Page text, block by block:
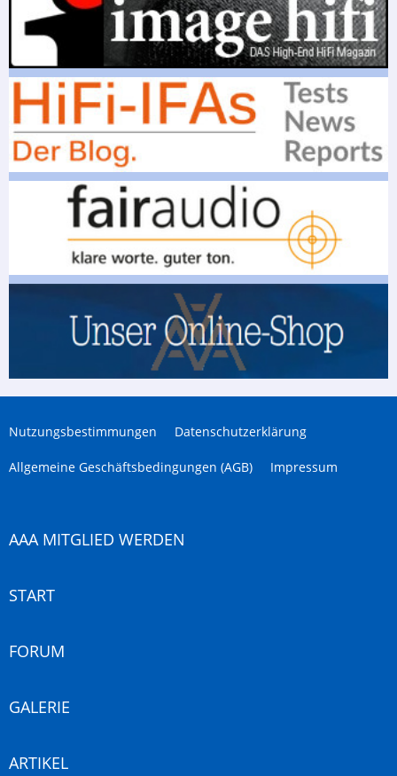
Nutzungsbestimmungen Datenschutzerklärung
Allgemeine Geschäftsbedingungen (AGB) Impressum
AAA MITGLIED WERDEN
START
FORUM
GALERIE
ARTIKEL